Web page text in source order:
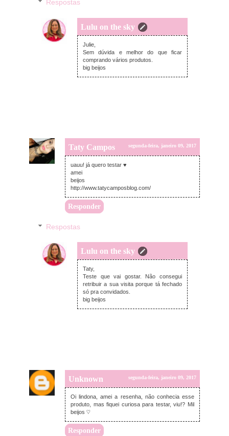
Respostas
Lulu on the sky
terça-feira, janeiro 10, 2017
Julie,
Sem dúvida e melhor do que ficar
comprando vários produtos.
big beijos
Taty Campos segunda-feira, janeiro 09, 2017
uauu! já quero testar ♥
amei
beijos
http://www.tatycamposblog.com/
Responder
Respostas
Lulu on the sky
terça-feira, janeiro 10, 2017
Taty,
Teste que vai gostar. Não consegui
retribuir a sua visita porque tá fechado
só pra convidados.
big beijos
Unknown segunda-feira, janeiro 09, 2017
Oi lindona, amei a resenha, não conhecia esse
produto, mas fiquei curiosa para testar, viu!? Mil
beijos ♡
Responder